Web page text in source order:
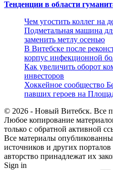
Тенденции в области
Чем угостить коллег на
Подметальная машина
заменить метлу осенью
В Витебске после
корпус инфекционной
Как увеличить оборот
инвесторов
Хоккейное сообщество
павших героев на
© 2026 - Новый Витебск. Все
Любое копирование
только с обратной активной
Все материалы
источников и других порталов
авторство принадлежат их
Sign in